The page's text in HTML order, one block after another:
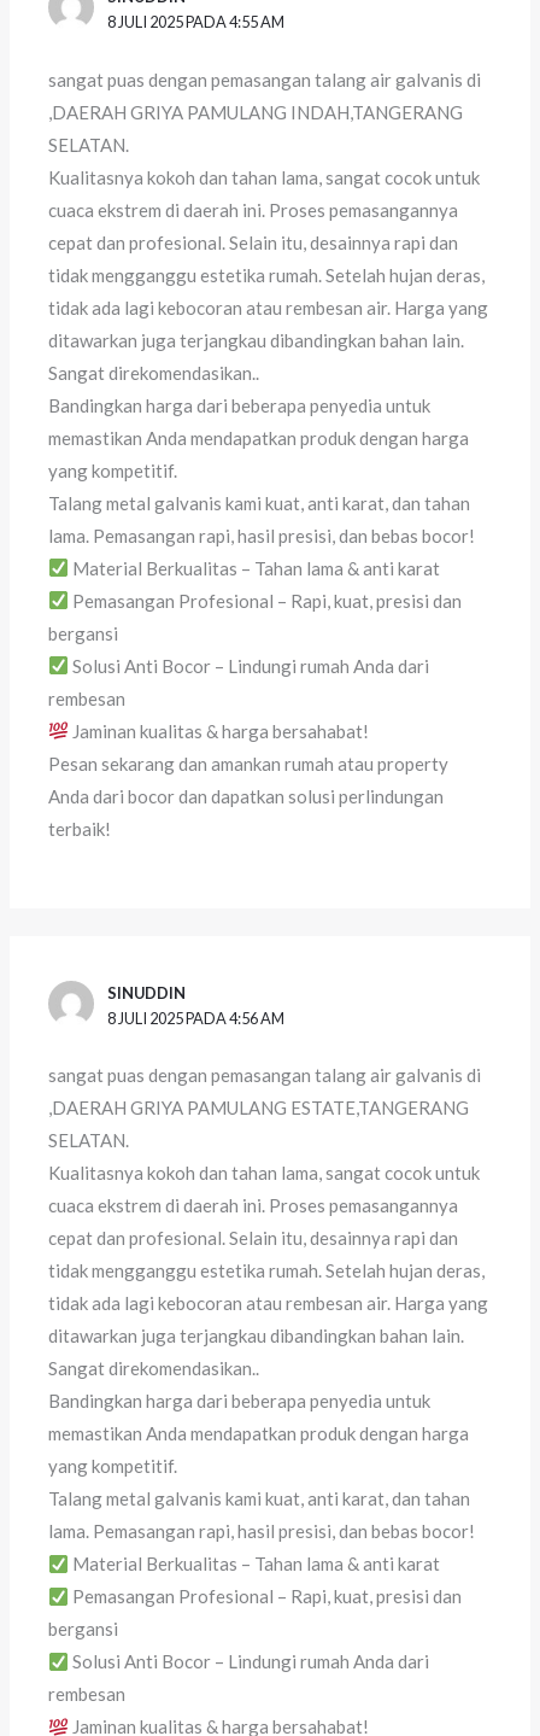
8 JULI 2025 PADA 4:55 AM
sangat puas dengan pemasangan talang air galvanis di
,DAERAH GRIYA PAMULANG INDAH,TANGERANG
SELATAN.
Kualitasnya kokoh dan tahan lama, sangat cocok untuk
cuaca ekstrem di daerah ini. Proses pemasangannya
cepat dan profesional. Selain itu, desainnya rapi dan
tidak mengganggu estetika rumah. Setelah hujan deras,
tidak ada lagi kebocoran atau rembesan air. Harga yang
ditawarkan juga terjangkau dibandingkan bahan lain.
Sangat direkomendasikan..
Bandingkan harga dari beberapa penyedia untuk
memastikan Anda mendapatkan produk dengan harga
yang kompetitif.
Talang metal galvanis kami kuat, anti karat, dan tahan
lama. Pemasangan rapi, hasil presisi, dan bebas bocor!
Material Berkualitas – Tahan lama & anti karat
Pemasangan Profesional – Rapi, kuat, presisi dan
bergansi
Solusi Anti Bocor – Lindungi rumah Anda dari
rembesan
Jaminan kualitas & harga bersahabat!
Pesan sekarang dan amankan rumah atau property
Anda dari bocor dan dapatkan solusi perlindungan
terbaik!
SINUDDIN
8 JULI 2025 PADA 4:56 AM
sangat puas dengan pemasangan talang air galvanis di
,DAERAH GRIYA PAMULANG ESTATE,TANGERANG
SELATAN.
Kualitasnya kokoh dan tahan lama, sangat cocok untuk
cuaca ekstrem di daerah ini. Proses pemasangannya
cepat dan profesional. Selain itu, desainnya rapi dan
tidak mengganggu estetika rumah. Setelah hujan deras,
tidak ada lagi kebocoran atau rembesan air. Harga yang
ditawarkan juga terjangkau dibandingkan bahan lain.
Sangat direkomendasikan..
Bandingkan harga dari beberapa penyedia untuk
memastikan Anda mendapatkan produk dengan harga
yang kompetitif.
Talang metal galvanis kami kuat, anti karat, dan tahan
lama. Pemasangan rapi, hasil presisi, dan bebas bocor!
Material Berkualitas – Tahan lama & anti karat
Pemasangan Profesional – Rapi, kuat, presisi dan
bergansi
Solusi Anti Bocor – Lindungi rumah Anda dari
rembesan
Jaminan kualitas & harga bersahabat!